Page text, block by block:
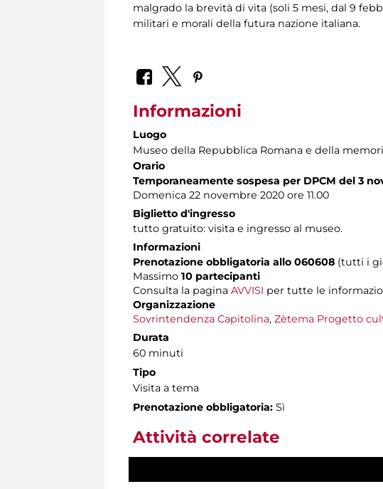
malgrado la brevità di vita (soli 5 mesi, dal 9
militari e morali della futura nazione italiana.
Informazioni
Luogo
Museo della Repubblica Romana e della
Orario
Temporaneamente sospesa per DPCM del 3
Domenica 22 novembre 2020 ore 11.00
Biglietto d'ingresso
tutto gratuito: visita e ingresso al museo.
Informazioni
Prenotazione obbligatoria allo 060608 (tutti i
Massimo 10 partecipanti
Consulta la pagina AVVISI per tutte le
Organizzazione
Sovrintendenza Capitolina, Zètema Progetto
Durata
60 minuti
Tipo
Visita a tema
Prenotazione obbligatoria: Sì
Attività correlate